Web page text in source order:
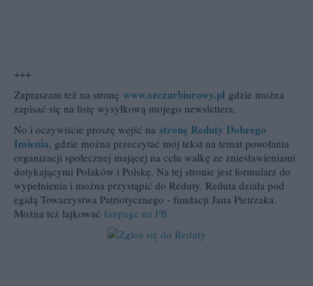
+++
Zapraszam też na stronę www.szczurbiurowy.pl gdzie można
zapisać się na listę wysyłkową mojego newslettera.
No i oczywiście proszę wejść na stronę Reduty Dobrego
Imienia, gdzie można przeczytać mój tekst na temat powołania
organizacji społecznej mającej na celu walkę ze zniesławieniami
dotykającymi Polaków i Polskę. Na tej stronie jest formularz do
wypełnienia i można przystąpić do Reduty. Reduta działa pod
egidą Towarzystwa Patriotycznego - fundacji Jana Pietrzaka.
Można też lajkować fanpage na FB